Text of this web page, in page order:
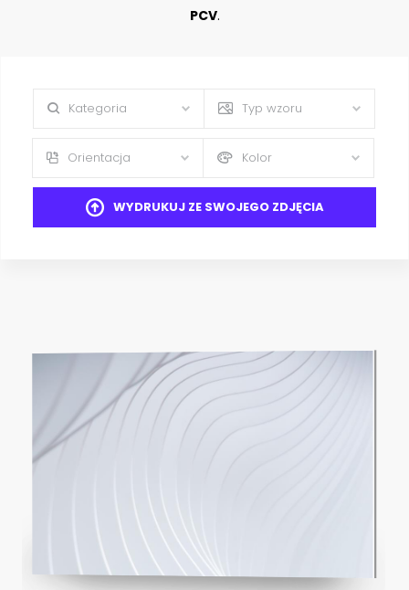
PCV.
Kategoria Typ wzoru
Orientacja Kolor
WYDRUKUJ ZE SWOJEGO ZDJĘCIA